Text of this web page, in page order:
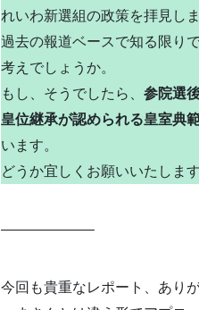
れいわ新選組の政策を拝見し
過去の報道ベースで知る限り
考えでしょうか。
もし、そうでしたら、 参院選
皇位継承が認められる皇室典
います。
どうか宜しくお願いいたします
——————–
今回も貴重なレポート、あり